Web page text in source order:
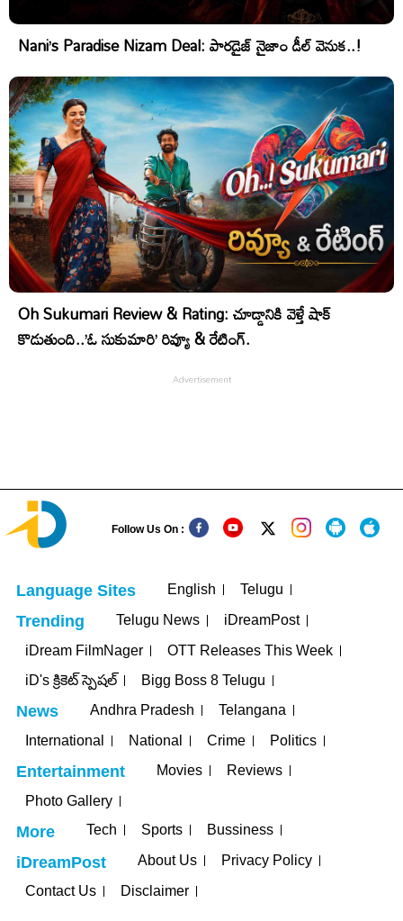
Nani’s Paradise Nizam Deal: పారడైజ్ నైజాం డీల్ వెనుక..!
Oh Sukumari Review & Rating: చూడ్డానికి వెళ్తే షాక్
కొడుతుంది..’ఓ సుకుమారి’ రివ్యూ & రేటింగ్.
Follow Us On :
Language Sites English Telugu
Trending Telugu News
iDreamPost
iDream FilmNager
OTT Releases This Week
iD's క్రికెట్ స్పెషల్
Bigg Boss 8 Telugu
News Andhra Pradesh
Telangana
International
National Crime Politics
Entertainment Movies
Reviews
Photo Gallery
More Tech Sports Bussiness
iDreamPost About Us
Privacy Policy
Contact Us
Disclaimer